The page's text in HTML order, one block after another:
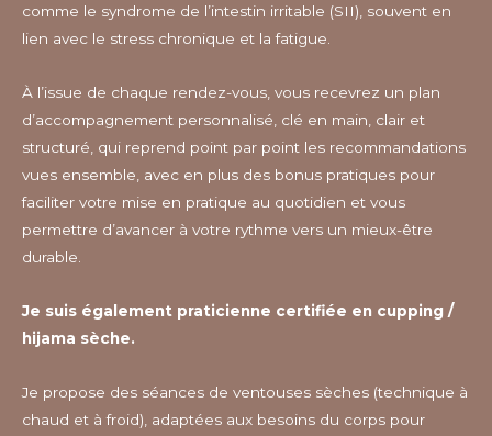
comme le syndrome de l’intestin irritable (SII), souvent en
lien avec le stress chronique et la fatigue.
À l’issue de chaque rendez-vous, vous recevrez un plan
d’accompagnement personnalisé, clé en main, clair et
structuré, qui reprend point par point les recommandations
vues ensemble, avec en plus des bonus pratiques pour
faciliter votre mise en pratique au quotidien et vous
permettre d’avancer à votre rythme vers un mieux-être
durable.
Je suis également praticienne certifiée en cupping /
hijama sèche.
Je propose des séances de ventouses sèches (technique à
chaud et à froid), adaptées aux besoins du corps pour